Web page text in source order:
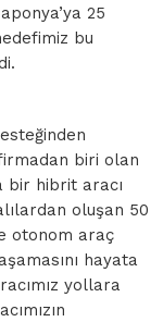
25
bu
biri olan
bir hibrit aracı
oluşan 50
otonom araç
hayata
yollara